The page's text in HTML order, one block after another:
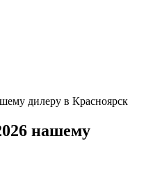
дилеру в Красноярск
нашему